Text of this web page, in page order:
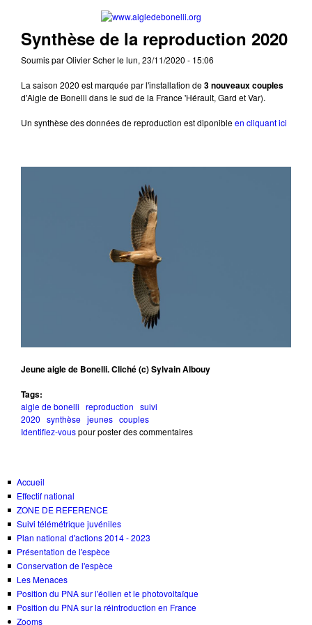
Aller au contenu principal
Synthèse de la reproduction 2020
Soumis parOlivier Scherlelun, 23/11/2020 - 15:06
La saison 2020 est marquée par l'installation de3 nouveaux couples
d'Aigle de Bonelli dans le sud de la France 'Hérault, Gard et Var).
Un synthèse des données de reproduction est diponibleen cliquant ici
Jeune aigle de Bonelli. Cliché (c) Sylvain Albouy
Tags:
aigle de bonelli reproduction suivi
2020 synthèse jeunes couples
Identifiez-vouspour poster des commentaires
Accueil
Effectif national
ZONE DE REFERENCE
Suivi télémétrique juvéniles
Plan national d'actions 2014 - 2023
Présentation de l'espèce
Conservation de l'espèce
Les Menaces
Position du PNA sur l'éolien et le photovoltaïque
Position du PNA sur la réintroduction en France
Zooms